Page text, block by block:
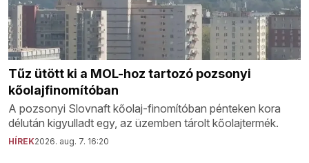
Tűz ütött ki a MOL-hoz tartozó pozsonyi
kőolajfinomítóban
A pozsonyi Slovnaft kőolaj-finomítóban pénteken kora
délután kigyulladt egy, az üzemben tárolt kőolajtermék.
HÍREK2026. aug. 7. 16:20